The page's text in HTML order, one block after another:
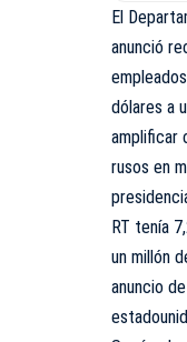
El
anunció
dólares a
amplificar
rusos en
RT tenía
un millón
anuncio